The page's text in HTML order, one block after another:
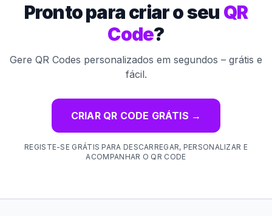
Pronto para criar o seu QR
Code?
Gere QR Codes personalizados em segundos – grátis e
fácil.
CRIAR QR CODE GRÁTIS →
REGISTE-SE GRÁTIS PARA DESCARREGAR, PERSONALIZAR E
ACOMPANHAR O QR CODE